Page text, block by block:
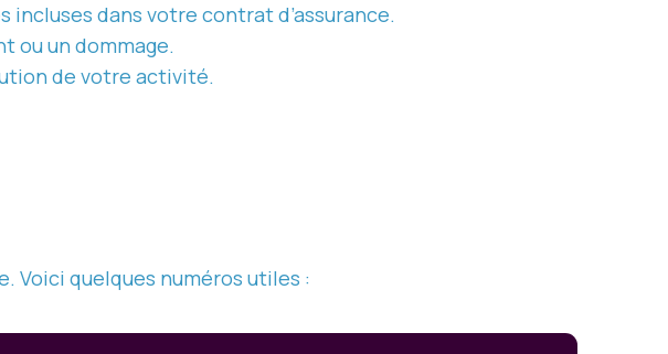
incluses dans votre contrat d’assurance.
ou un dommage.
de votre activité.
Voici quelques numéros utiles :